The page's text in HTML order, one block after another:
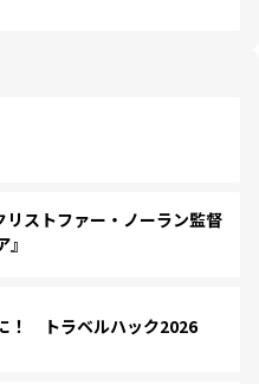
ストファー・ノーラン監督
！ トラベルハック2026